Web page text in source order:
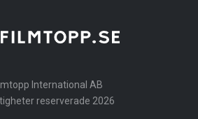
International AB
reserverade 2026